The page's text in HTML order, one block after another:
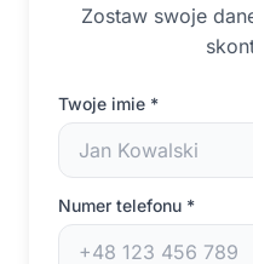
Zostaw swoje
Twoje imie *
Numer telefonu *